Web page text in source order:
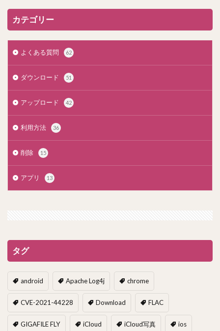
カテゴリー
よくある質問 62
ダウンロード 51
アップロード 42
利用方法 36
削除 15
アプリ 13
タグ
android Apache Log4j chrome
CVE-2021-44228 Download FLAC
GIGAFILE FLY iCloud iCloud写真 ios